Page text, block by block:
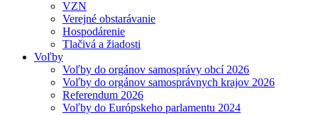
VZN
Verejné obstarávanie
Hospodárenie
Tlačivá a žiadosti
Voľby
Voľby do orgánov samosprávy obcí 2026
Voľby do orgánov samosprávnych krajov 2026
Referendum 2026
Voľby do Európskeho parlamentu 2024